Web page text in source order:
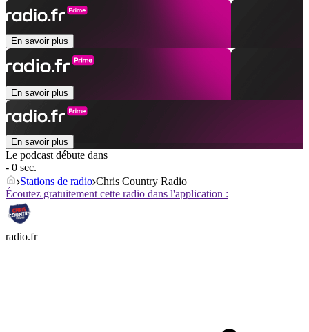
En savoir plus
En savoir plus
En savoir plus
Le podcast débute dans
- 0 sec.
Stations de radio Chris Country Radio
Écoutez gratuitement cette radio dans l'application :
radio.fr